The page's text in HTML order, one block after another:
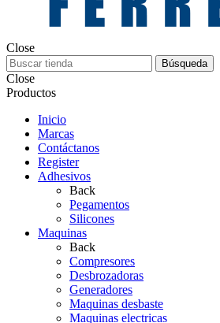
Close
Búsqueda
Close
Productos
Inicio
Marcas
Contáctanos
Register
Adhesivos
Back
Pegamentos
Silicones
Maquinas
Back
Compresores
Desbrozadoras
Generadores
Maquinas desbaste
Maquinas electricas